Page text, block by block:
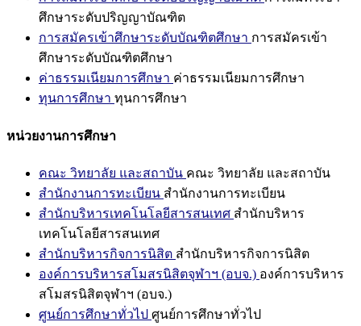
ศึกษาระดับปริญญาบัณฑิต
การสมัครเข้าศึกษาระดับบัณฑิตศึกษา การสมัครเข้า
ศึกษาระดับบัณฑิตศึกษา
ค่าธรรมเนียมการศึกษา ค่าธรรมเนียมการศึกษา
ทุนการศึกษา ทุนการศึกษา
หน่วยงานการศึกษา
คณะ วิทยาลัย และสถาบัน คณะ วิทยาลัย และสถาบัน
สำนักงานการทะเบียน สำนักงานการทะเบียน
สำนักบริหารเทคโนโลยีสารสนเทศ สำนักบริหาร
เทคโนโลยีสารสนเทศ
สำนักบริหารกิจการนิสิต สำนักบริหารกิจการนิสิต
องค์การบริหารสโมสรนิสิตจุฬาฯ (อบจ.) องค์การบริหาร
สโมสรนิสิตจุฬาฯ (อบจ.)
ศูนย์การศึกษาทั่วไป ศูนย์การศึกษาทั่วไป